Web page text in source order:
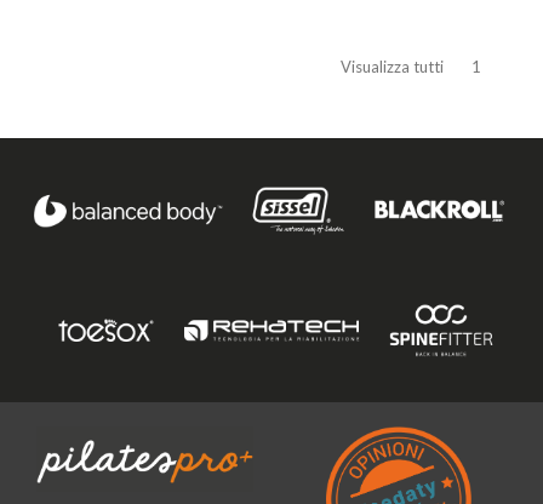
Visualizza tutti 1